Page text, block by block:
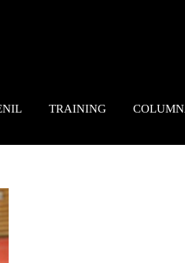
TRAINING